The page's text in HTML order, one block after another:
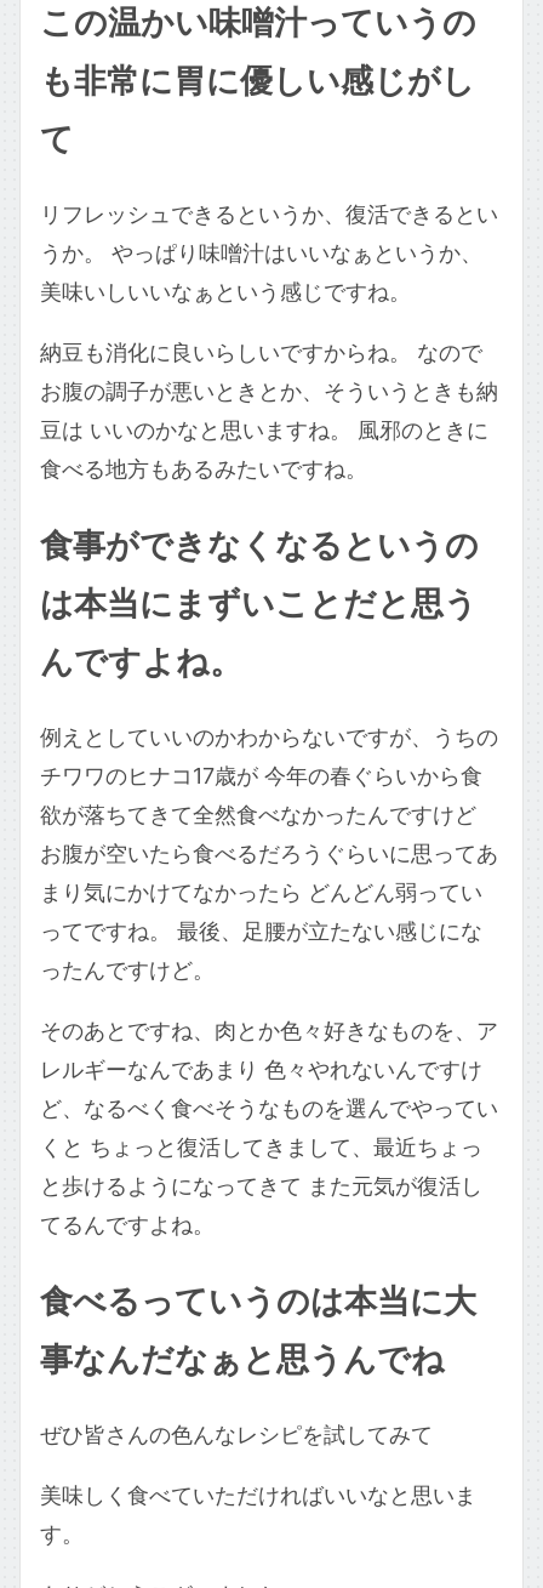
この温かい味噌汁っていうの
も非常に胃に優しい感じがし
て
リフレッシュできるというか、復活できるとい
うか。 やっぱり味噌汁はいいなぁというか、
美味いしいいなぁという感じですね。
納豆も消化に良いらしいですからね。 なので
お腹の調子が悪いときとか、そういうときも納
豆は いいのかなと思いますね。 風邪のときに
食べる地方もあるみたいですね。
食事ができなくなるというの
は本当にまずいことだと思う
んですよね。
例えとしていいのかわからないですが、うちの
チワワのヒナコ17歳が 今年の春ぐらいから食
欲が落ちてきて全然食べなかったんですけど
お腹が空いたら食べるだろうぐらいに思ってあ
まり気にかけてなかったら どんどん弱ってい
ってですね。 最後、足腰が立たない感じにな
ったんですけど。
そのあとですね、肉とか色々好きなものを、ア
レルギーなんであまり 色々やれないんですけ
ど、なるべく食べそうなものを選んでやってい
くと ちょっと復活してきまして、最近ちょっ
と歩けるようになってきて また元気が復活し
てるんですよね。
食べるっていうのは本当に大
事なんだなぁと思うんでね
ぜひ皆さんの色んなレシピを試してみて
美味しく食べていただければいいなと思いま
す。